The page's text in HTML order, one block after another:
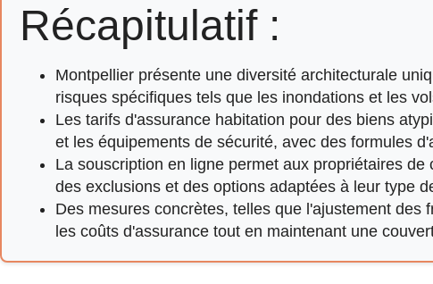
Récapitulatif :
Montpellier présente une diversité architecturale
risques spécifiques tels que les inondations et les
Les tarifs d'assurance habitation pour des biens
et les équipements de sécurité, avec des formules
La souscription en ligne permet aux propriétaires
des exclusions et des options adaptées à leur type
Des mesures concrètes, telles que l'ajustement
les coûts d'assurance tout en maintenant une